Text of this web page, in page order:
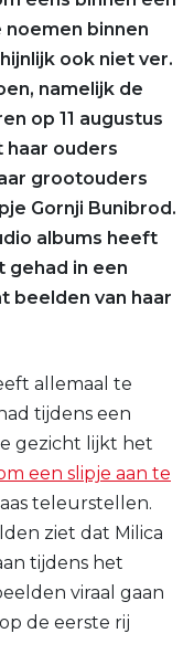
binnen
ook niet ver.
namelijk de
op 11 augustus
haar ouders
grootouders
Gornji Bunibrod.
albums heeft
gehad in een
beelden van haar
allemaal te
tijdens een
gezicht lijkt het
een slipje aan te
teleurstellen.
ziet dat Milica
tijdens het
viraal gaan
de eerste rij